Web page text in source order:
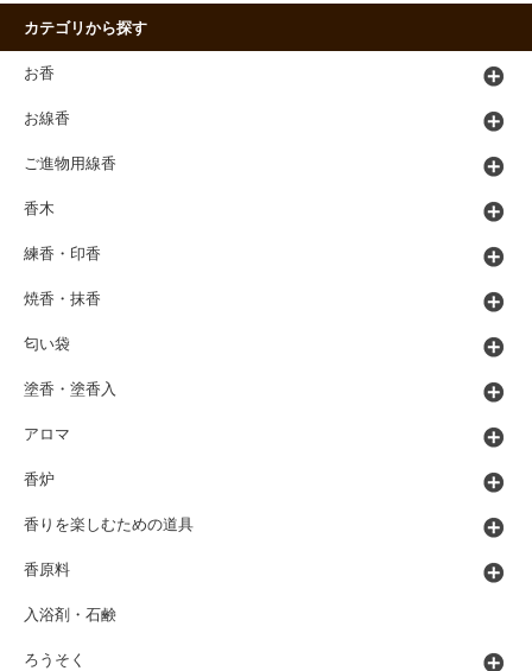
カテゴリから探す
お香
お線香
ご進物用線香
香木
練香・印香
焼香・抹香
匂い袋
塗香・塗香入
アロマ
香炉
香りを楽しむための道具
香原料
入浴剤・石鹸
ろうそく